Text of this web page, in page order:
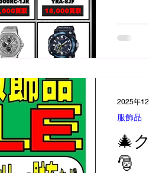
🎄
🎅
服飾品
2025年